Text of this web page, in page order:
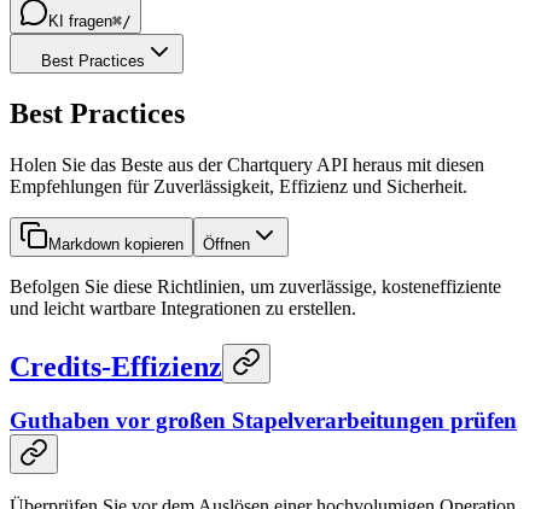
KI fragen⌘/
Best Practices
Best Practices
Holen Sie das Beste aus der Chartquery API heraus mit diesen
Empfehlungen für Zuverlässigkeit, Effizienz und Sicherheit.
Markdown kopieren Öffnen
Befolgen Sie diese Richtlinien, um zuverlässige, kosteneffiziente
und leicht wartbare Integrationen zu erstellen.
Credits-Effizienz
Guthaben vor großen Stapelverarbeitungen prüfen